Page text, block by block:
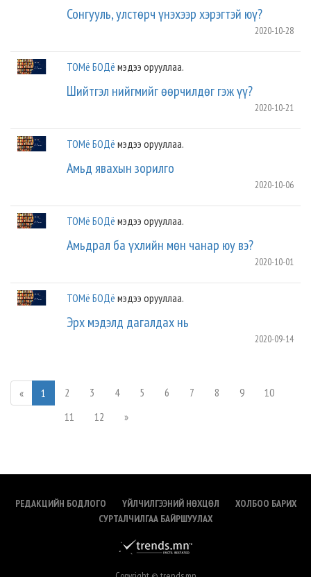
Сонгууль, улстөрч үнэхээр хэрэгтэй юү?
2020-10-28
ТОМё БОДё мэдээ орууллаа.
Шийтгэл нийгмийг өөрчилдөг гэж үү?
2020-10-21
ТОМё БОДё мэдээ орууллаа.
Амьд явахын зорилго
2020-10-06
ТОМё БОДё мэдээ орууллаа.
Амьдрал ба үхлийн мөн чанар юу вэ?
2020-10-01
ТОМё БОДё мэдээ орууллаа.
Эрх мэдэлд дагалдах нь
2020-09-14
« 1 2 3 4 5 6 7 8 9
10
11
12 »
РЕДАКЦИЙН БОДЛОГО ҮЙЛЧИЛГЭЭНИЙ НӨХЦӨЛ
ХОЛБОО БАРИХ
СУРТАЛЧИЛГАА БАЙРШУУЛАХ